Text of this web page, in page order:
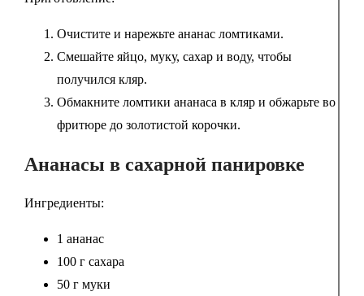
Очистите и нарежьте ананас ломтиками.
Смешайте яйцо, муку, сахар и воду, чтобы
получился кляр.
Обмакните ломтики ананаса в кляр и обжарьте во
фритюре до золотистой корочки.
Ананасы в сахарной панировке
Ингредиенты:
1 ананас
100 г сахара
50 г муки